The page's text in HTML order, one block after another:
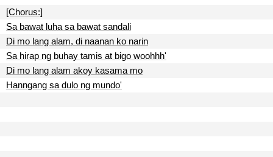
[Chorus:]
Sa bawat luha sa bawat sandali
Di mo lang alam, di naanan ko narin
Sa hirap ng buhay tamis at bigo woohhh'
Di mo lang alam akoy kasama mo
Hanngang sa dulo ng mundo'